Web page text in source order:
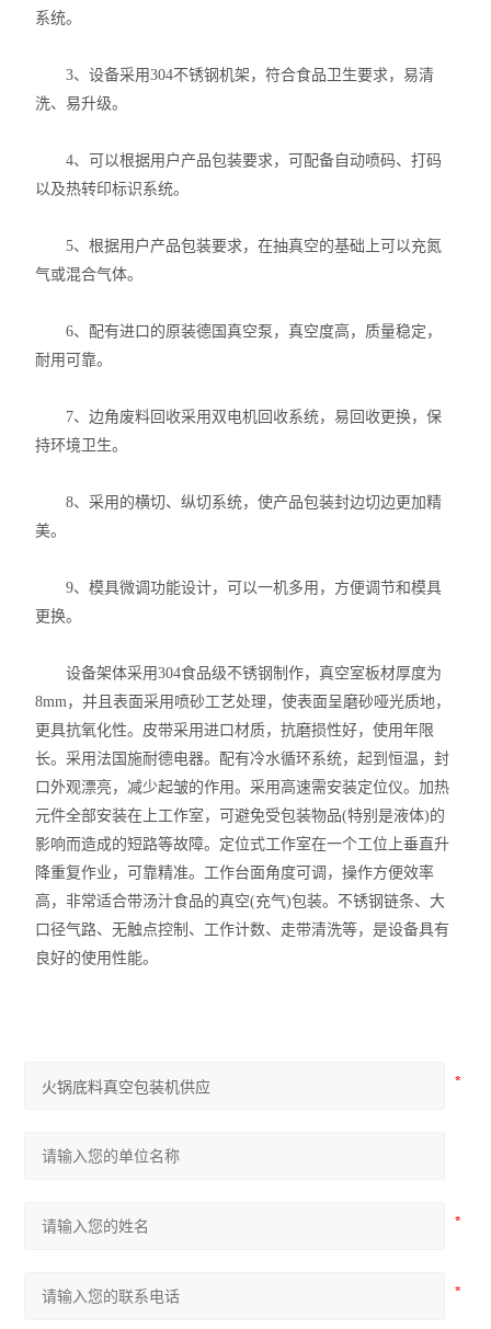
系统。
3、设备采用304不锈钢机架，符合食品卫生要求，易清
洗、易升级。
4、可以根据用户产品包装要求，可配备自动喷码、打码
以及热转印标识系统。
5、根据用户产品包装要求，在抽真空的基础上可以充氮
气或混合气体。
6、配有进口的原装德国真空泵，真空度高，质量稳定，
耐用可靠。
7、边角废料回收采用双电机回收系统，易回收更换，保
持环境卫生。
8、采用的横切、纵切系统，使产品包装封边切边更加精
美。
9、模具微调功能设计，可以一机多用，方便调节和模具
更换。
设备架体采用304食品级不锈钢制作，真空室板材厚度为
8mm，并且表面采用喷砂工艺处理，使表面呈磨砂哑光质地，
更具抗氧化性。皮带采用进口材质，抗磨损性好，使用年限
长。采用法国施耐德电器。配有冷水循环系统，起到恒温，封
口外观漂亮，减少起皱的作用。采用高速需安装定位仪。加热
元件全部安装在上工作室，可避免受包装物品(特别是液体)的
影响而造成的短路等故障。定位式工作室在一个工位上垂直升
降重复作业，可靠精准。工作台面角度可调，操作方便效率
高，非常适合带汤汁食品的真空(充气)包装。不锈钢链条、大
口径气路、无触点控制、工作计数、走带清洗等，是设备具有
良好的使用性能。